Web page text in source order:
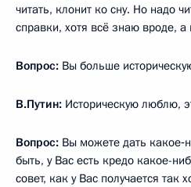
читать, клонит ко сну. Но надо
справки, хотя всё знаю вроде, а
Вопрос: Вы больше
В.Путин: Историческую люблю,
Вопрос: Вы можете дать
быть, у Вас есть кредо какое-
совет, как у Вас получается так